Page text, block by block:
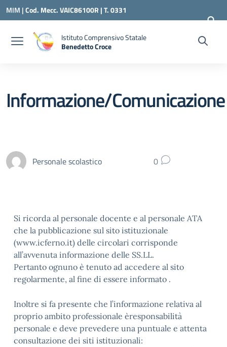
Vai ai contenuti
Vai al menu di navigazione
Vai al footer
MIM |Cod. Mecc. VAIC86100R | T. 0331
240260 | VAIC86100R@ISTRUZIONE.IT
Istituto Comprensivo Statale
Benedetto Croce
Informazione/Comunicazione
Personale scolastico 0
Si ricorda al personale docente e al personale ATA
che la pubblicazione sul sito istituzionale
(www.icferno.it) delle circolari corrisponde
all’avvenuta informazione delle SS.LL.
Pertanto ognuno è tenuto ad accedere al sito
regolarmente, al fine di essere informato .
Inoltre si fa presente che l’informazione relativa al
proprio ambito professionale èresponsabilità
personale e deve prevedere una puntuale e attenta
consultazione dei siti istituzionali: